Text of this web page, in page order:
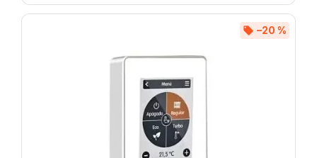
–20 %